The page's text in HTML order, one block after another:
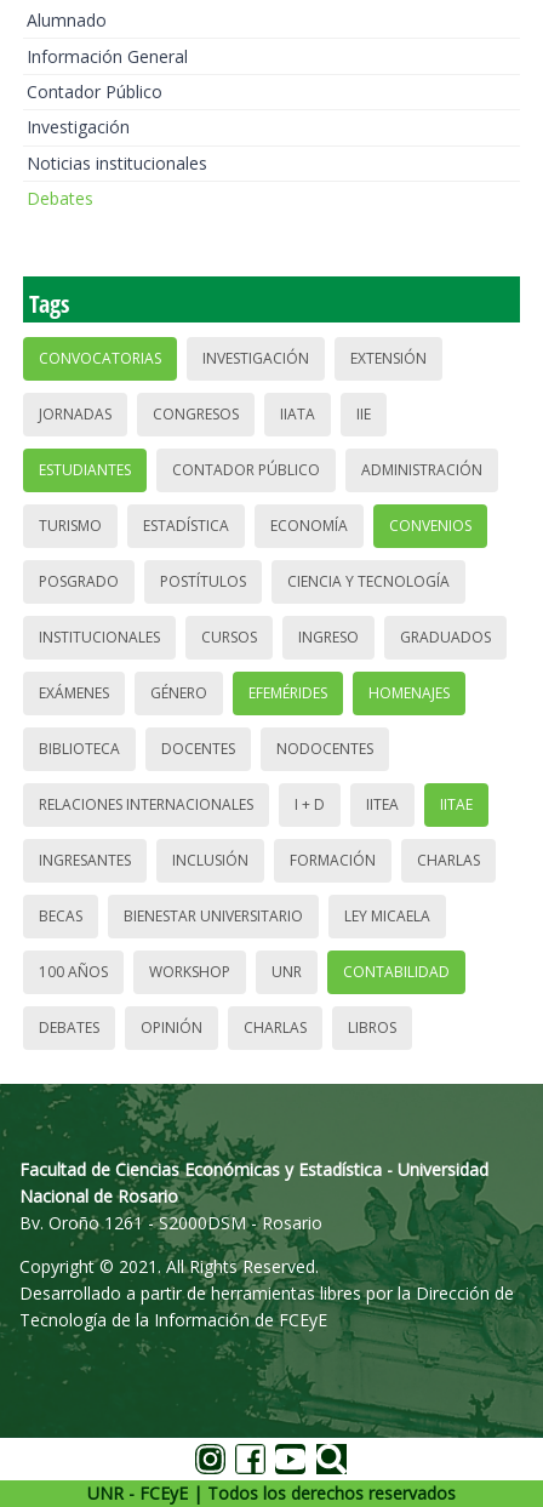
Alumnado
Información General
Contador Público
Investigación
Noticias institucionales
Debates
Tags
CONVOCATORIAS INVESTIGACIÓN EXTENSIÓN
JORNADAS CONGRESOS IIATA IIE
ESTUDIANTES CONTADOR PÚBLICO ADMINISTRACIÓN
TURISMO ESTADÍSTICA ECONOMÍA CONVENIOS
POSGRADO POSTÍTULOS CIENCIA Y TECNOLOGÍA
INSTITUCIONALES CURSOS INGRESO GRADUADOS
EXÁMENES GÉNERO EFEMÉRIDES HOMENAJES
BIBLIOTECA DOCENTES NODOCENTES
RELACIONES INTERNACIONALES I + D IITEA IITAE
INGRESANTES INCLUSIÓN FORMACIÓN CHARLAS
BECAS BIENESTAR UNIVERSITARIO LEY MICAELA
100 AÑOS WORKSHOP UNR CONTABILIDAD
DEBATES OPINIÓN CHARLAS LIBROS
Facultad de Ciencias Económicas y Estadística - Universidad
Nacional de Rosario
Bv. Oroño 1261 - S2000DSM - Rosario
Copyright © 2021. All Rights Reserved.
Desarrollado a partir de herramientas libres por la Dirección de
Tecnología de la Información de FCEyE
UNR - FCEyE | Todos los derechos reservados